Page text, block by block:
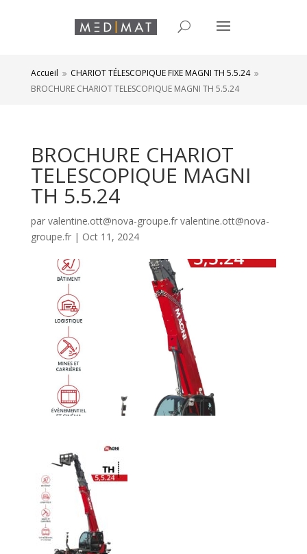
Accueil 9 CHARIOT TÉLESCOPIQUE FIXE MAGNI TH 5.5.24 9
BROCHURE CHARIOT TELESCOPIQUE MAGNI TH 5.5.24
BROCHURE CHARIOT
TELESCOPIQUE MAGNI
TH 5.5.24
par valentine.ott@nova-groupe.fr valentine.ott@nova-
groupe.fr| Oct 11, 2024